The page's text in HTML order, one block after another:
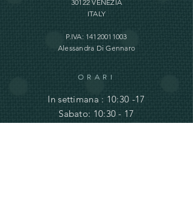
30122 VENEZIA
ITALY
P.IVA: 14120011003
Alessandra Di Gennaro
ORARI
In settimana : 10:30 -17
Sabato: 10:30 - 17